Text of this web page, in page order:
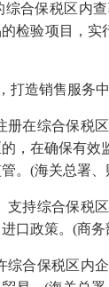
合保税区内
检验项目，实
打造销售服务中
册在综合保税
，在确保有
。(海关总署
支持综合保税
口政策。(商
综合保税区内